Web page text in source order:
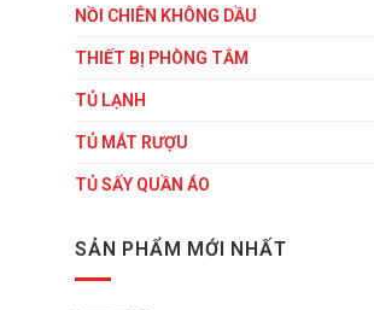
NỒI CHIÊN KHÔNG DẦU
THIẾT BỊ PHÒNG TẮM
TỦ LẠNH
TỦ MÁT RƯỢU
TỦ SẤY QUẦN ÁO
SẢN PHẨM MỚI NHẤT